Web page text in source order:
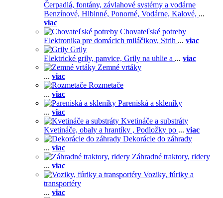
Čerpadlá, fontány, závlahové systémy a vodárne
Benzínové, Hlbinné, Ponorné, Vodárne, Kalové, ...
viac
Chovateľské potreby
Elektronika pre domácich miláčikov, Strih ... viac
Grily
Elektrické grily, panvice, Grily na uhlie a ... viac
Zemné vrtáky
... viac
Rozmetače
... viac
Pareniská a skleníky
... viac
Kvetináče a substráty
Kvetináče, obaly a hrantíky , Podložky po ... viac
Dekorácie do záhrady
... viac
Záhradné traktory, ridery
... viac
Voziky, fúriky a
transportéry
... viac